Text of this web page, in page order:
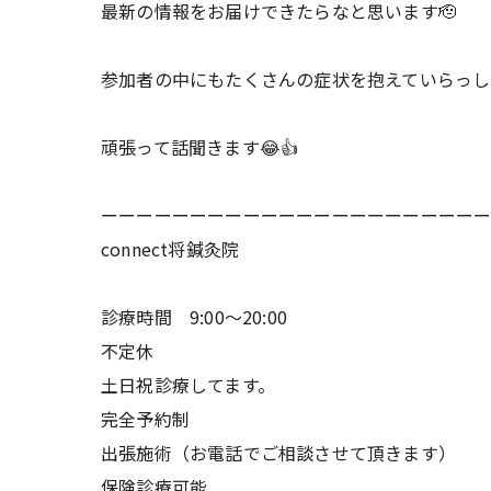
最新の情報をお届けできたらなと思います🫡
参加者の中にもたくさんの症状を抱えていらっ
頑張って話聞きます😂👍
ーーーーーーーーーーーーーーーーーーーーー
connect将鍼灸院
診療時間 9:00〜20:00
不定休
土日祝診療してます。
完全予約制
出張施術（お電話でご相談させて頂きます）